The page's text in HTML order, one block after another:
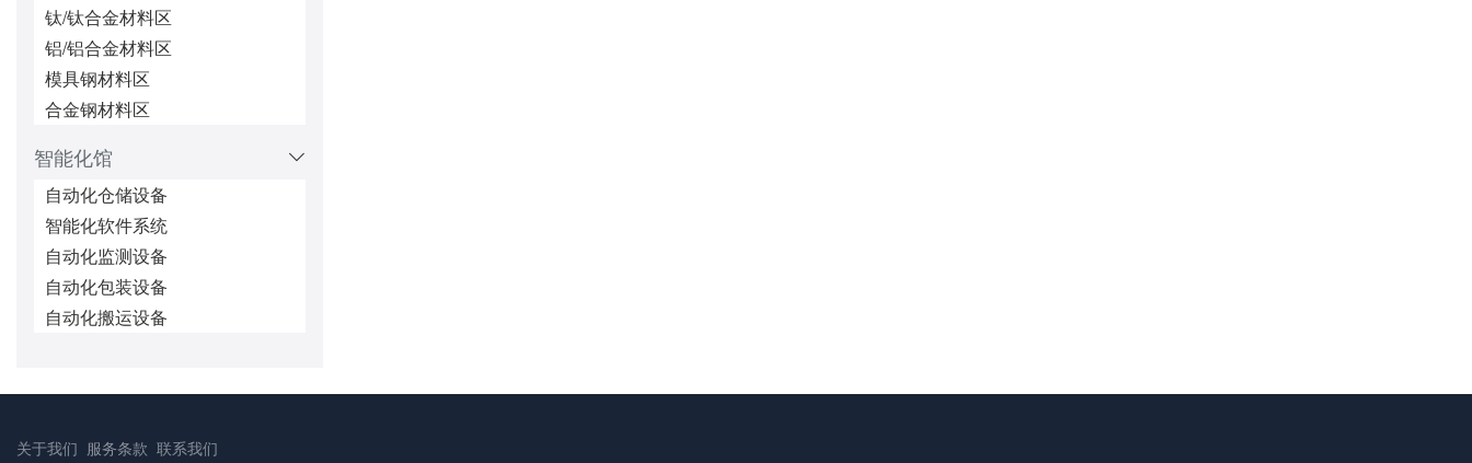
钛/钛合金材料区
铝/铝合金材料区
模具钢材料区
合金钢材料区
智能化馆
自动化仓储设备
智能化软件系统
自动化监测设备
自动化包装设备
自动化搬运设备
关于我们 服务条款 联系我们